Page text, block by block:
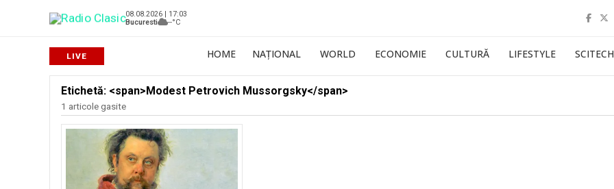
08.08.2026 | 17:03
Bucuresti
--°C
HOME NAȚIONAL WORLD ECONOMIE CULTURĂ LIFESTYLE SCITECH
Etichetă: <span>Modest Petrovich Mussorgsky</span>
1 articole gasite